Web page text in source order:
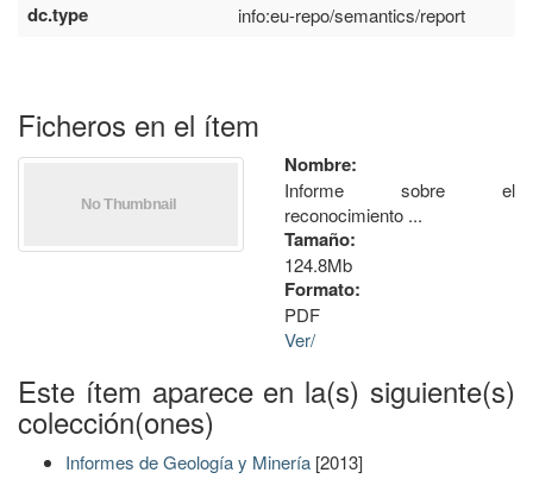
dc.type info:eu-repo/semantics/report
Ficheros en el ítem
Nombre:
Informe sobre el
reconocimiento ...
Tamaño:
124.8Mb
Formato:
PDF
Ver/
Este ítem aparece en la(s) siguiente(s)
colección(ones)
Informes de Geología y Minería [2013]